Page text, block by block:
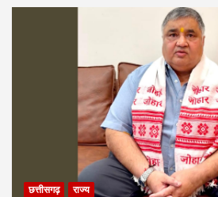
छत्तीसगढ़ राज्य